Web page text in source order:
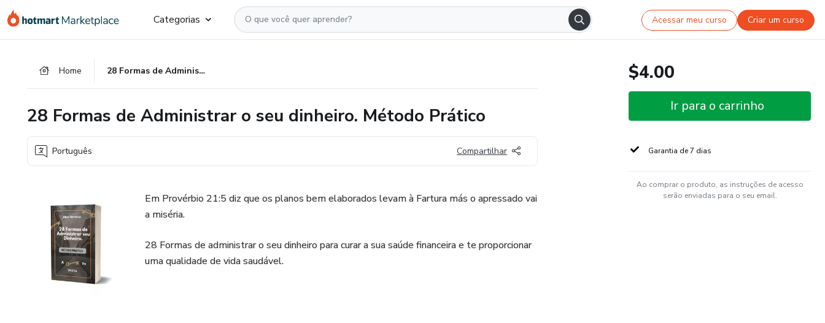
para
para
para
Categorias Acessar meu curso Criar um curso
Home 28 Formas de Administrar o seu dinheiro. Método Prático
28 Formas de Administrar o seu dinheiro. Método Prático
Português Compartilhar
Em Provérbio 21:5 diz que os planos bem elaborados levam à Fartura más o apressado vai
a miséria.
28 Formas de administrar o seu dinheiro para curar a sua saúde financeira e te proporcionar
uma qualidade de vida saudável.
$4.00
Ir para o carrinho
Garantia de 7 dias
Ao comprar o produto, as instruções de acesso
serão enviadas para o seu email.